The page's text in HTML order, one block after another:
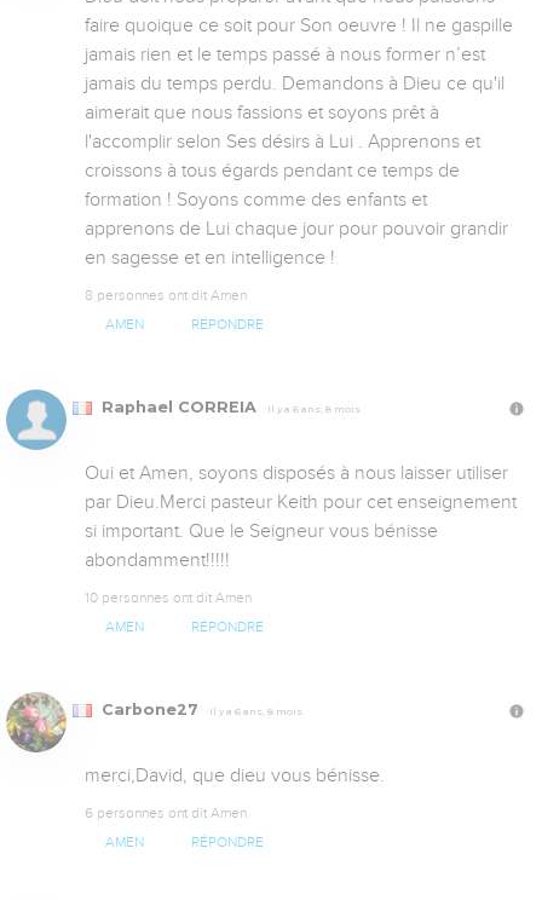
faire quoique ce soit pour Son oeuvre ! Il ne gaspille
jamais rien et le temps passé à nous former n’est
jamais du temps perdu. Demandons à Dieu ce qu'il
aimerait que nous fassions et soyons prêt à
l'accomplir selon Ses désirs à Lui . Apprenons et
croissons à tous égards pendant ce temps de
formation ! Soyons comme des enfants et
apprenons de Lui chaque jour pour pouvoir grandir
en sagesse et en intelligence !
8 personnes ont dit Amen
AMEN RÉPONDRE
Raphael CORREIA Il y a 6 ans, 8 mois
Oui et Amen, soyons disposés à nous laisser utiliser
par Dieu.Merci pasteur Keith pour cet enseignement
si important. Que le Seigneur vous bénisse
abondamment!!!!!
10 personnes ont dit Amen
AMEN RÉPONDRE
Carbone27 Il y a 6 ans, 8 mois
merci,David, que dieu vous bénisse.
6 personnes ont dit Amen
AMEN RÉPONDRE